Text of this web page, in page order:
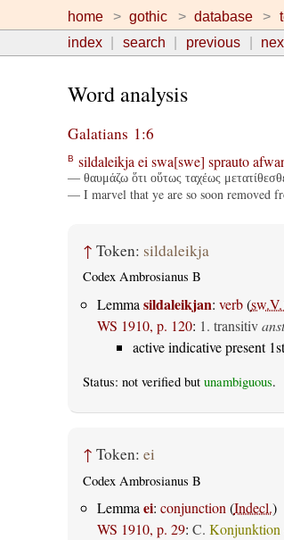
home gothic database
index
search previous
Word analysis
Galatians 1:6
B sildaleikja ei swa[swe] sprauto
— θαυμάζω ὅτι οὕτως ταχέως
— I marvel that ye are so soon removed
↑ Token: sildaleikja
Codex Ambrosianus B
Lemma sildaleikjan: verb(
WS 1910, p. 120: 1. transitiv
active indicative present
Status: not verified but unambiguous.
↑ Token: ei
Codex Ambrosianus B
Lemma ei: conjunction (Indecl.)
WS 1910, p. 29: C. Konjunktion